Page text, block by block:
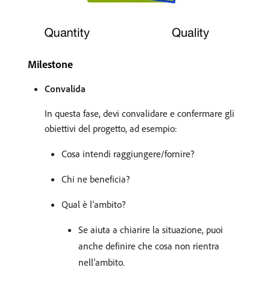
Milestone
Convalida
In questa fase, devi convalidare e confermare gli
obiettivi del progetto, ad esempio:
Cosa intendi raggiungere/fornire?
Chi ne beneficia?
Qual è l’ambito?
Se aiuta a chiarire la situazione, puoi
anche definire che cosa non rientra
nell’ambito.